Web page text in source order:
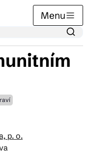
Menu
p. o.